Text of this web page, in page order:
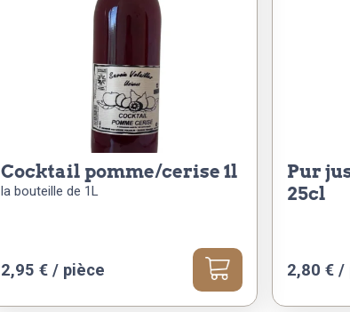
cocktail pomme/cerise 1l
la bouteille de 1L
2,95 € / pièce
pur jus d’orange grece
25cl
2,80€ /